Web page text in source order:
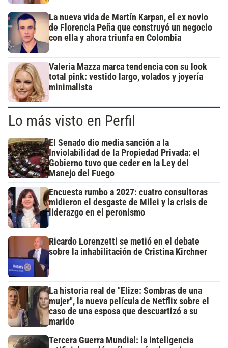
La nueva vida de Martín Karpan, el ex novio
de Florencia Peña que construyó un negocio
con ella y ahora triunfa en Colombia
Valeria Mazza marca tendencia con su look
total pink: vestido largo, volados y joyería
minimalista
Lo más visto en Perfil
El Senado dio media sanción a la
Inviolabilidad de la Propiedad Privada: el
Gobierno tuvo que ceder en la Ley del
Manejo del Fuego
Encuesta rumbo a 2027: cuatro consultoras
midieron el desgaste de Milei y la crisis de
liderazgo en el peronismo
Ricardo Lorenzetti se metió en el debate
sobre la inhabilitación de Cristina Kirchner
La historia real de "Elize: Sombras de una
mujer", la nueva película de Netflix sobre el
caso de una esposa que descuartizó a su
marido
Tercera Guerra Mundial: la inteligencia